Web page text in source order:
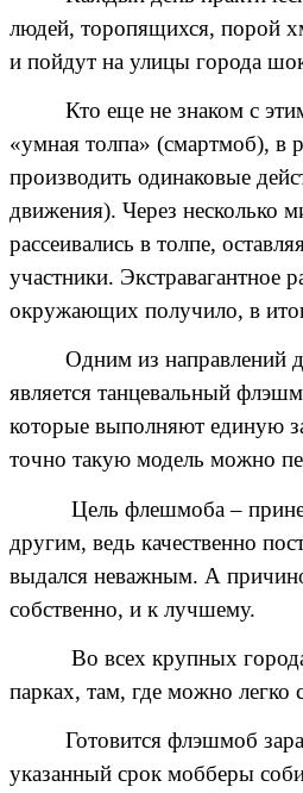
людей, торопящихся, порой
и пойдут на улицы города
Кто еще не знаком с
«умная толпа» (смартмоб), в
производить одинаковые
движения). Через несколько
рассеивались в толпе,
участники. Экстравагантное
окружающих получило, в
Одним из направлений
является танцевальный
которые выполняют единую
точно такую модель можно
Цель флешмоба –
другим, ведь качественно
выдался неважным. А
собственно, и к лучшему.
Во всех крупных
парках, там, где можно легко
Готовится флэшмоб
указанный срок мобберы